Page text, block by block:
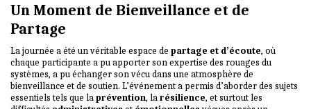
Un Moment de Bienveillance et de
Partage
La journée a été un véritable espace de partage et d’écoute, où
chaque participante a pu apporter son expertise des rouages du
systèmes, a pu échanger son vécu dans une atmosphère de
bienveillance et de soutien. L’événement a permis d’aborder des sujets
essentiels tels que laprévention, larésilience, et surtout les